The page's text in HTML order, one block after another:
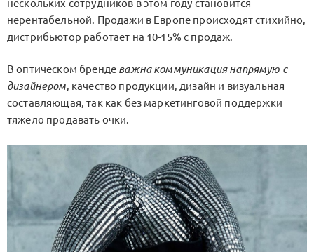
нескольких сотрудников в этом году становится
нерентабельной. Продажи в Европе происходят стихийно,
дистрибьютор работает на 10-15% с продаж.
В оптическом бренде важна коммуникация напрямую с
дизайнером, качество продукции, дизайн и визуальная
составляющая, так как без маркетинговой поддержки
тяжело продавать очки.